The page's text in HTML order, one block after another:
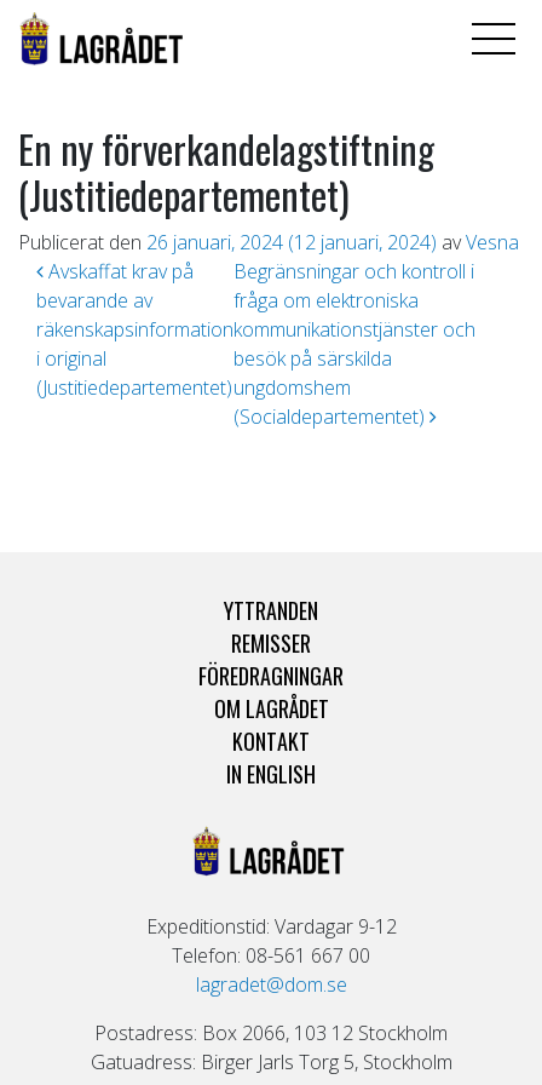
En ny förverkandelagstiftning
(Justitiedepartementet)
Publicerat den 26 januari, 2024 (12 januari, 2024) avVesna
Inläggsnavigering
Avskaffat krav på
bevarande av
räkenskapsinformation
i original
(Justitiedepartementet)
Begränsningar och kontroll i
fråga om elektroniska
kommunikationstjänster och
besök på särskilda
ungdomshem
(Socialdepartementet)
YTTRANDEN
REMISSER
FÖREDRAGNINGAR
OM LAGRÅDET
KONTAKT
IN ENGLISH
Expeditionstid: Vardagar 9-12
Telefon: 08-561 667 00
lagradet@dom.se
Postadress: Box 2066, 103 12 Stockholm
Gatuadress: Birger Jarls Torg 5, Stockholm